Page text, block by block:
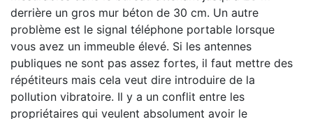
derrière un gros mur béton de 30 cm. Un autre
problème est le signal téléphone portable lorsque
vous avez un immeuble élevé. Si les antennes
publiques ne sont pas assez fortes, il faut mettre des
répétiteurs mais cela veut dire introduire de la
pollution vibratoire. Il y a un conflit entre les
propriétaires qui veulent absolument avoir le